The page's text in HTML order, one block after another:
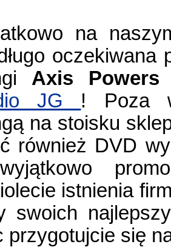
na
oczekiwana
Axis Powers
JG ! Poza
na stoisku
również DVD
istnienia
swoich
przygotujcie się